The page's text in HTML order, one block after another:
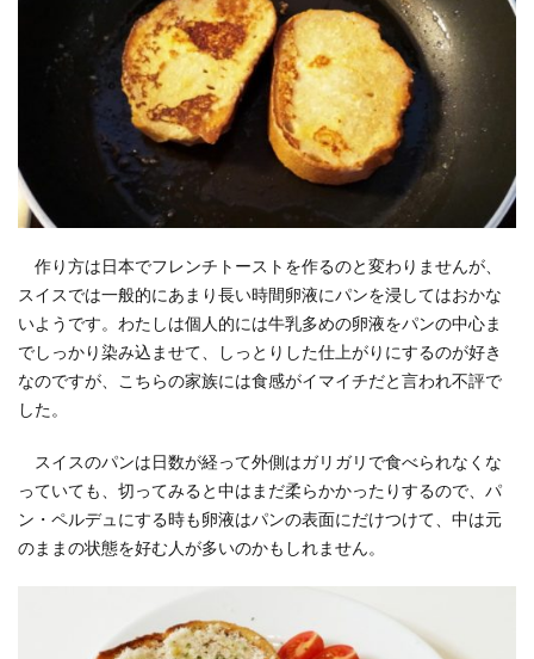
作り方は日本でフレンチトーストを作るのと変わりませんが、
スイスでは一般的にあまり長い時間卵液にパンを浸してはおかな
いようです。わたしは個人的には牛乳多めの卵液をパンの中心ま
でしっかり染み込ませて、しっとりした仕上がりにするのが好き
なのですが、こちらの家族には食感がイマイチだと言われ不評で
した。
スイスのパンは日数が経って外側はガリガリで食べられなくな
っていても、切ってみると中はまだ柔らかかったりするので、パ
ン・ペルデュにする時も卵液はパンの表面にだけつけて、中は元
のままの状態を好む人が多いのかもしれません。